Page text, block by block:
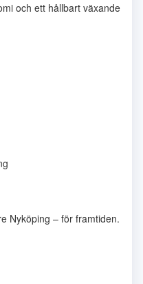
och ett hållbart växande
Nyköping – för framtiden.